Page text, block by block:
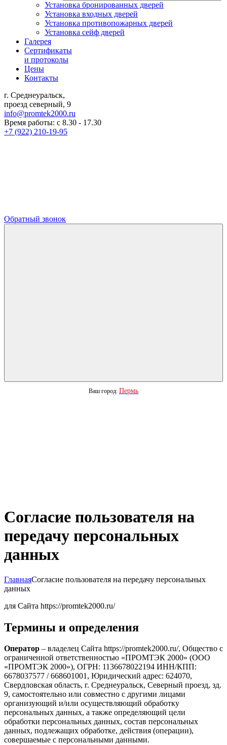
Установка бронированных дверей
Установка входных дверей
Установка противопожарных дверей
Установка сейф дверей
Галерея
Сертификаты
и протоколы
Цены
Контакты
г. Среднеуральск,
проезд северный, 9
info@promtek2000.ru
Время работы: с 8.30 - 17.30
+7 (922) 210-19-95
Обратный звонок
Ваш город: Пермь
Согласие пользователя на
передачу персональных
данных
ГлавнаяСогласие пользователя на передачу персональных
данных
для Сайта https://promtek2000.ru/
Термины и определения
Оператор – владелец Сайта https://promtek2000.ru/, Общество с
ограниченной ответственностью «ПРОМТЭК 2000» (ООО
«ПРОМТЭК 2000»), ОГРН: 1136678022194 ИНН/КПП:
6678037577 / 668601001, Юридический адрес: 624070,
Свердловская область, г. Среднеуральск, Северный проезд, зд.
9, самостоятельно или совместно с другими лицами
организующий и/или осуществляющий обработку
персональных данных, а также определяющий цели
обработки персональных данных, состав персональных
данных, подлежащих обработке, действия (операции),
совершаемые с персональными данными.